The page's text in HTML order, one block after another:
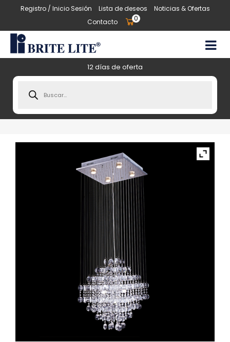
Registro / Inicio Sesión Lista de deseos
Noticias & Ofertas
Contacto
0
12 días de oferta
search